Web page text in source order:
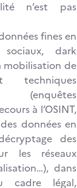
n’est pas
fines en
sociaux, dark
mobilisation de
techniques
(enquêtes
à l’OSINT,
données en
des
les réseaux
dans
cadre légal,